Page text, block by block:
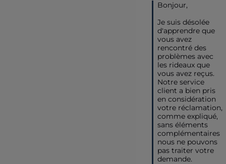
Bonjour,
Je suis désolée
d'apprendre que
vous avez
rencontré des
problèmes avec
les rideaux que
vous avez reçus.
Notre service
client a bien pris
en considération
votre réclamation,
comme expliqué,
sans éléments
complémentaires
nous ne pouvons
pas traiter votre
demande.